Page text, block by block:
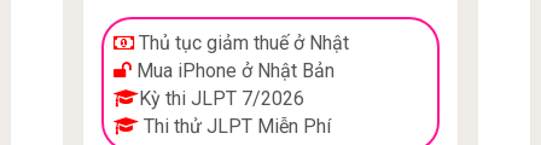
Thủ tục giảm thuế ở Nhật
Mua iPhone ở Nhật Bản
Kỳ thi JLPT 7/2026
Thi thử JLPT Miễn Phí